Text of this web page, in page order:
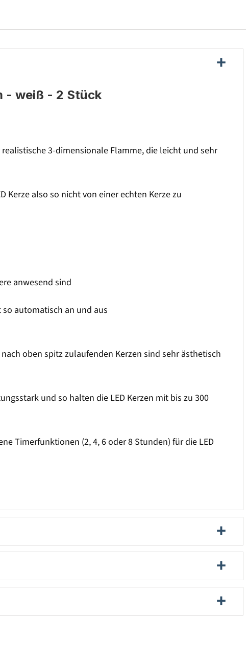
- weiß - 2 Stück
3-dimensionale Flamme, die leicht und sehr
Kerze also so nicht von einer echten Kerze zu
anwesend sind
automatisch an und aus
oben spitz zulaufenden Kerzen sind sehr ästhetisch
und so halten die LED Kerzen mit bis zu 300
Timerfunktionen (2, 4, 6 oder 8 Stunden) für die LED